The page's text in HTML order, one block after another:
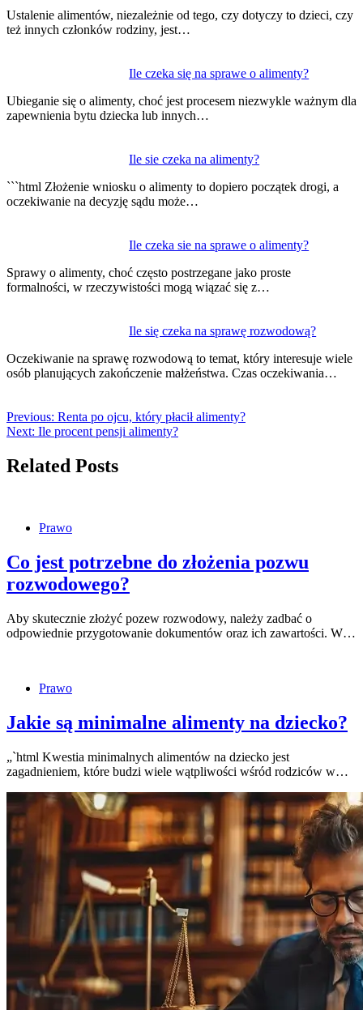
Ustalenie alimentów, niezależnie od tego, czy dotyczy to dzieci, czy
też innych członków rodziny, jest…
Ile czeka się na sprawe o alimenty?
Ubieganie się o alimenty, choć jest procesem niezwykle ważnym dla
zapewnienia bytu dziecka lub innych…
Ile sie czeka na alimenty?
```html Złożenie wniosku o alimenty to dopiero początek drogi, a
oczekiwanie na decyzję sądu może…
Ile czeka sie na sprawe o alimenty?
Sprawy o alimenty, choć często postrzegane jako proste
formalności, w rzeczywistości mogą wiązać się z…
Ile się czeka na sprawę rozwodową?
Oczekiwanie na sprawę rozwodową to temat, który interesuje wiele
osób planujących zakończenie małżeństwa. Czas oczekiwania…
wpisu
Previous: Renta po ojcu, który płacił alimenty?
Next: Ile procent pensji alimenty?
Related Posts
Prawo
Co jest potrzebne do złożenia pozwu
rozwodowego?
Aby skutecznie złożyć pozew rozwodowy, należy zadbać o
odpowiednie przygotowanie dokumentów oraz ich zawartości. W…
Prawo
Jakie są minimalne alimenty na dziecko?
„`html Kwestia minimalnych alimentów na dziecko jest
zagadnieniem, które budzi wiele wątpliwości wśród rodziców w…